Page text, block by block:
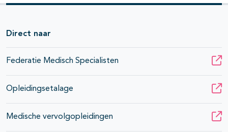
Direct naar
Federatie Medisch Specialisten
Opleidingsetalage
Medische vervolgopleidingen